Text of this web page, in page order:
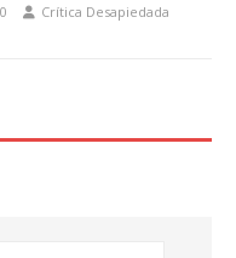
Crítica Desapiedada